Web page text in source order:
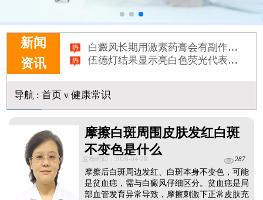
新闻
资讯
伍德灯结果显示亮白色荧光代表什么意思
脸上长了小白点是什么情况
身体黑色素缺失是什么原因造成的
初期白癜风和白色糠疹怎么肉眼区分
他克莫司能涂在嘴唇周围的白斑上吗
初期白癜风怎么治疗好得快
白癜风早期是什么症状图片
导航: 首页ν 健康常识
摩擦白斑周围皮肤发红白斑
不变色是什么
发布时间：2026-04-28 287
摩擦后白斑周边发红、白斑本身不变色，可能
是贫血痣，需与白癜风仔细区分。贫血痣是局
部血管发育异常导致，摩擦刺激下正常皮肤充